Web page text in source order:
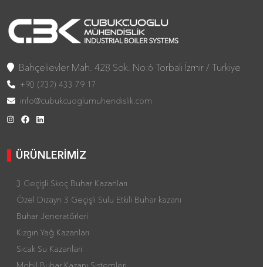
Bahçelievler Mah. 428 Sok. No:6 Torbalı İzmir / Turkiye
+90 (232) 433 79 17
info@cubukcuoglumuhendislik.com
ÜRÜNLERİMİZ
3 Geçişli Skoç Buhar Kazanları
Özel Dizayn 3 Geçişli Sulu Etkili Buhar kazanı
Buhar Jeneratörleri
Kızgın Yağ Kazanları
Sıcak Su Kazanları